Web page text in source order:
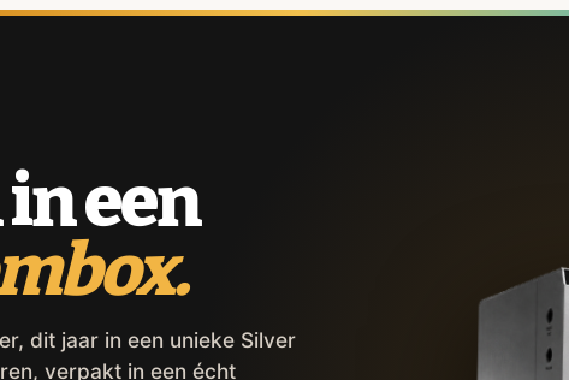
een
dit jaar in een unieke Silver
verpakt in een écht